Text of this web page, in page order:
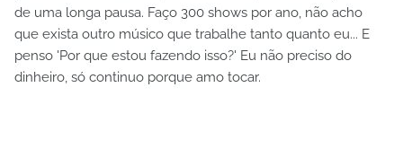
de uma longa pausa. Faço 300 shows por ano, não acho
que exista outro músico que trabalhe tanto quanto eu... E
penso 'Por que estou fazendo isso?' Eu não preciso do
dinheiro, só continuo porque amo tocar.